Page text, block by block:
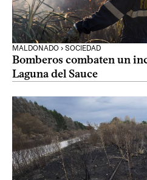
MALDONADO › SOCIEDAD
Bomberos combaten un
Laguna del Sauce